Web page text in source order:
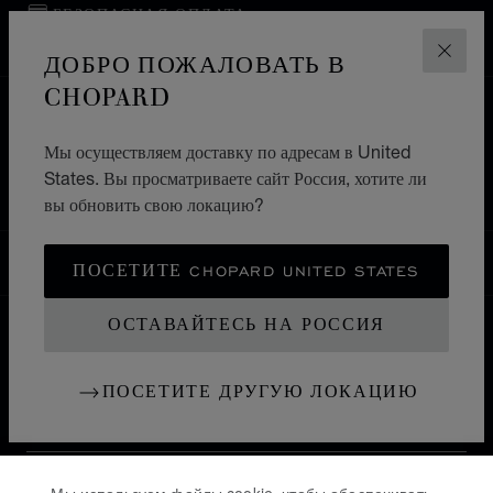
ДОБРО ПОЖАЛОВАТЬ В
CHOPARD
Мы осуществляем доставку по адресам в United
States. Вы просматриваете сайт Россия, хотите ли
вы обновить свою локацию?
ПОСЕТИТЕ CHOPARD UNITED STATES
ОСТАВАЙТЕСЬ НА РОССИЯ
ПОСЕТИТЕ ДРУГУЮ ЛОКАЦИЮ
БЕЗОПАСНАЯ ОПЛАТА
ВСЕ БУТИКИ ЕВРОПА ФРАНЦИЯ
SAINT TROPEZ
РОССИЯ
ЛОКАЛИЗАЦИЯ (ИЗМЕНИТЬ СТРАНУ)
ИЗМЕНИТЬ СТРАНУ